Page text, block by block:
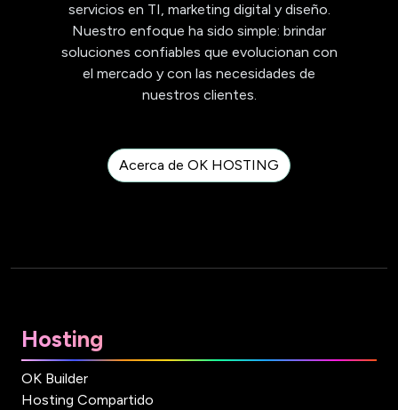
servicios en TI, marketing digital y diseño.
Nuestro enfoque ha sido simple: brindar
soluciones confiables que evolucionan con
el mercado y con las necesidades de
nuestros clientes.
Acerca de OK HOSTING
Hosting
OK Builder
Hosting Compartido